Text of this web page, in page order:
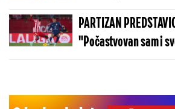
PARTIZAN
"Počastvovan sam i
sa velikom istorijom"